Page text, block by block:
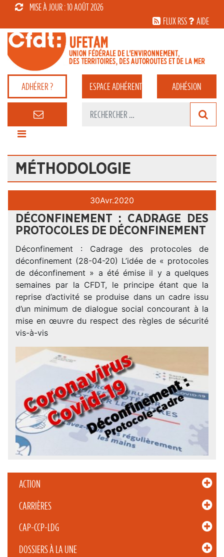
MISE À JOUR : 10 AOÛT 2026
FLUX RSS
AIDE
ADHÉRER ? ESPACEADHÉRENT ADHÉSION
MÉTHODOLOGIE
ACTION
CARRIÈRES
CAP-CCP-LDG
DOSSIERS À LA UNE
30Avr.2020
DÉCONFINEMENT : CADRAGE DES
PROTOCOLES DE DÉCONFINEMENT
Déconfinement : Cadrage des protocoles de
déconfinement (28-04-20) L’idée de « protocoles
de déconfinement » a été émise il y a quelques
semaines par la CFDT, le principe étant que la
reprise d’activité se produise dans un cadre issu
d’un minimum de dialogue social concourant à la
mise en œuvre du respect des règles de sécurité
vis-à-vis